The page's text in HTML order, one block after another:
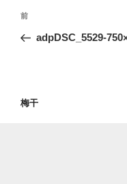
投
ナ
ー
前
の
前
adpDSC_5529-
梅干